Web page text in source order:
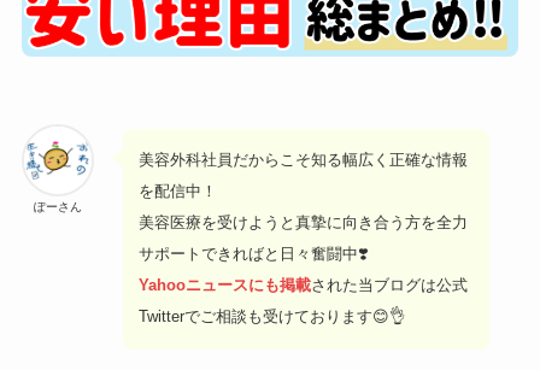
ぽーさん
美容外科社員だからこそ知る幅広く正確な情報
を配信中！
美容医療を受けようと真摯に向き合う方を全力
サポートできればと日々奮闘中❣️
Yahooニュースにも掲載された当ブログは公式
Twitterでご相談も受けております😊👌